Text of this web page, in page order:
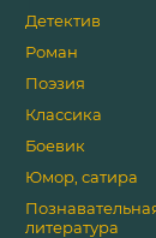
Детектив
Роман
Поэзия
Классика
Боевик
Юмор, сатира
литература